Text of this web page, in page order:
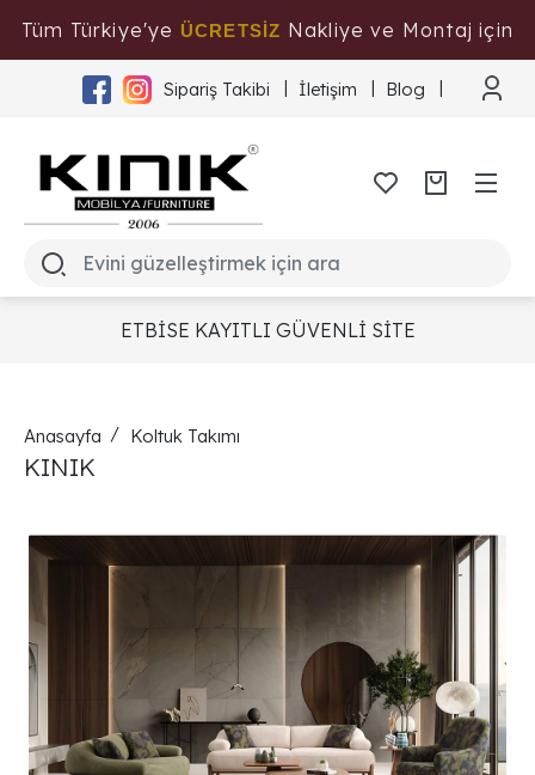
Tüm Türkiye'ye ÜCRETSİZ Nakliye ve Montaj için
Tıklayınız
Sipariş Takibi İletişim Blog
ETBİSE KAYITLI GÜVENLİ SİTE
Anasayfa Koltuk Takımı
KINIK